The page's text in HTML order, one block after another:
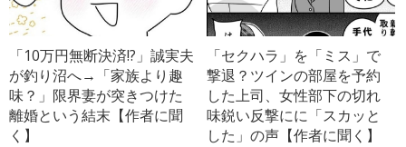
「10万円無断決済!?」誠実夫
が釣り沼へ→「家族より趣
味？」限界妻が突きつけた
離婚という結末【作者に聞
く】
「セクハラ」を「ミス」で
撃退？ツインの部屋を予約
した上司、女性部下の切れ
味鋭い反撃にに「スカッと
した」の声【作者に聞く】